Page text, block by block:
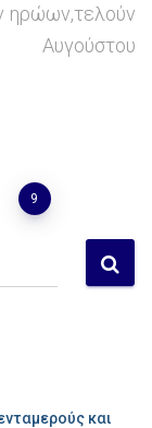
ηρώων,τελούν
9
και